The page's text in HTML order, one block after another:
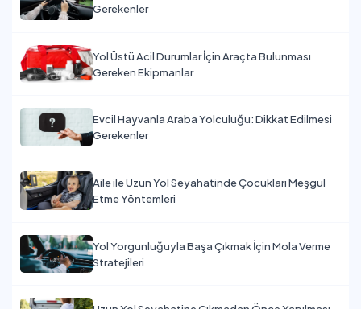
Gerekenler
Yol Üstü Acil Durumlar İçin Araçta Bulunması
Gereken Ekipmanlar
Evcil Hayvanla Araba Yolculuğu: Dikkat Edilmesi
Gerekenler
Aile ile Uzun Yol Seyahatinde Çocukları Meşgul
Etme Yöntemleri
Yol Yorgunluğuyla Başa Çıkmak İçin Mola Verme
Stratejileri